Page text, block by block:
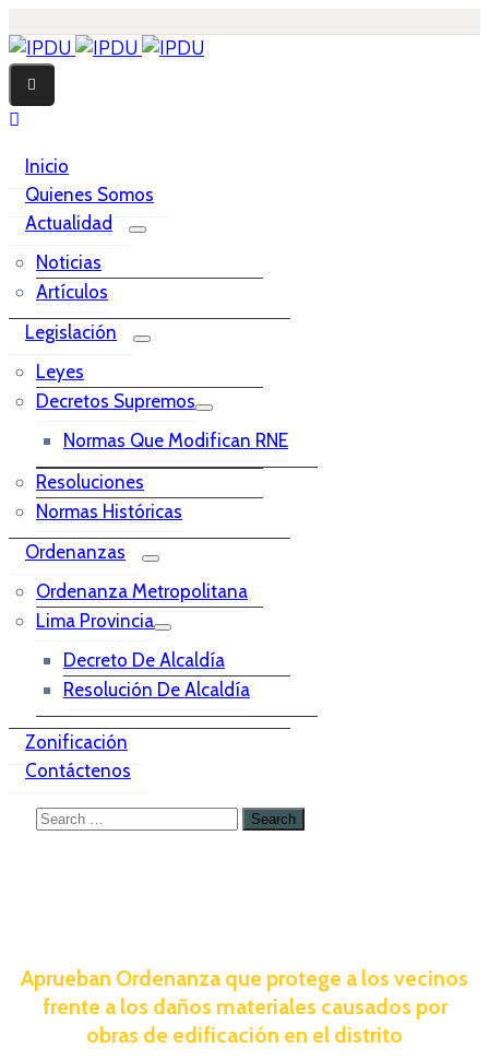
Inicio
Quienes Somos
Actualidad
Noticias
Artículos
Legislación
Leyes
Decretos Supremos
Normas Que Modifican RNE
Resoluciones
Normas Históricas
Ordenanzas
Ordenanza Metropolitana
Lima Provincia
Decreto De Alcaldía
Resolución De Alcaldía
Zonificación
Contáctenos
Aprueban Ordenanza que protege a los vecinos
frente a los daños materiales causados por
obras de edificación en el distrito